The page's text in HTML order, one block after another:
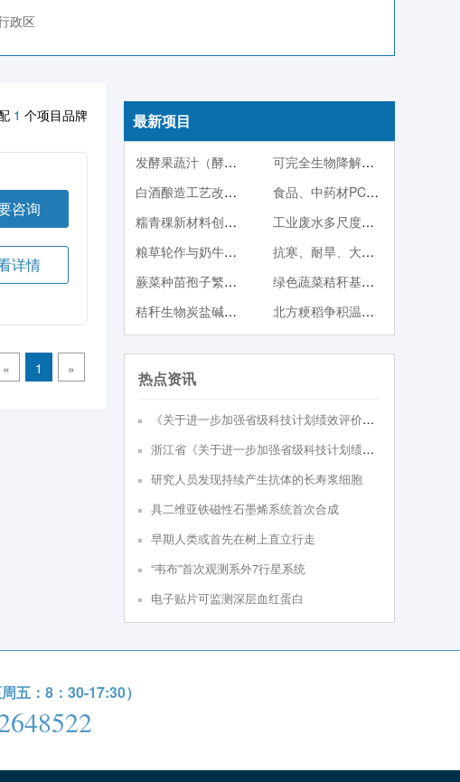
政区
1 个项目品牌
咨询
详情
« 1 »
最新项目
发酵果蔬汁（酵素）系列产品
可完全生物降解塑料PBS
白酒酿造工艺改良技术
食品、中药材PCR快检技术
糯青稞新材料创制及其产品开发
工业废水多尺度调控生物强化处理与稳定达标技术
粮草轮作与奶牛一体化产业技术体系
抗寒、耐旱、大果型蓝靛果品种与种苗繁殖技术
蕨菜种苗孢子繁殖与人工栽培技术
绿色蔬菜秸秆基质栽培
秸秆生物炭盐碱地改良与中低产田改造技术
北方粳稻争积温育秧方法
热点资讯
《关于进⼀步加强省级科技计划绩效评价的实施意见（试⾏）》政策解读
浙江省《关于进一步加强省级科技计划绩效评价的实施意见（试行）》
研究人员发现持续产生抗体的长寿浆细胞
具二维亚铁磁性石墨烯系统首次合成
早期人类或首先在树上直立行走
“韦布”首次观测系外7行星系统
电子贴片可监测深层血红蛋白
五：8：30-17:30）